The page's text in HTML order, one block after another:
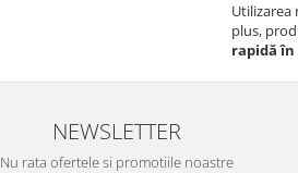
Utilizarea
plus,
rapidă
NEWSLETTER
Nu rata ofertele si promotiile noastre